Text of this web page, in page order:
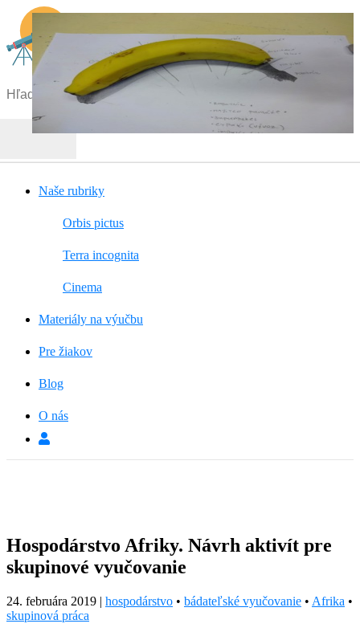
Menu
Hľadať:
Naše rubriky
Orbis pictus
Terra incognita
Cinema
Materiály na výučbu
Pre žiakov
Blog
O nás
Hospodárstvo Afriky. Návrh aktivít pre
skupinové vyučovanie
24. februára 2019 | hospodárstvo • bádateľské vyučovanie • Afrika •
skupinová práca